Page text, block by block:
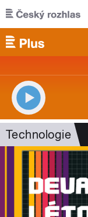
Přejít k hlavnímu
Technologie